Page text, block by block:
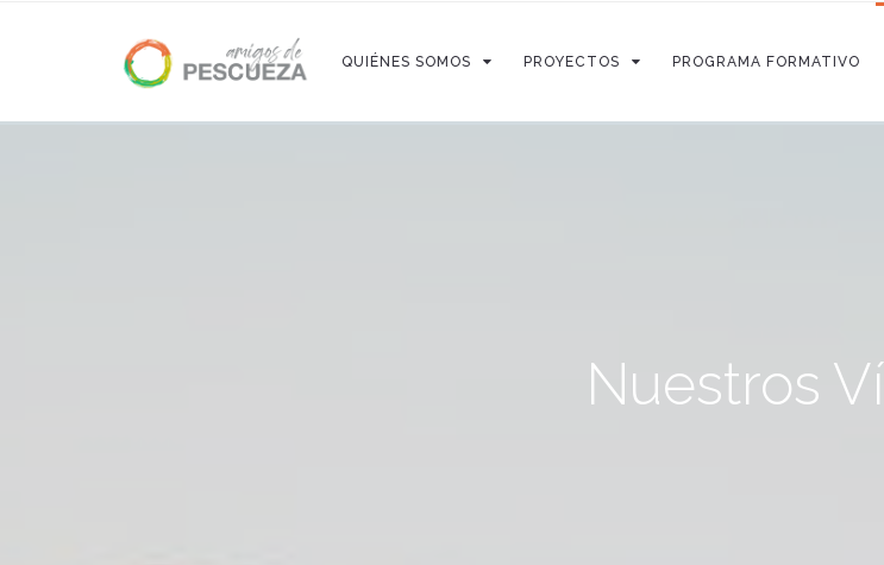
QUIÉNES SOMOS PROYECTOS PROGRAMA FORMATIVO
Nuestros